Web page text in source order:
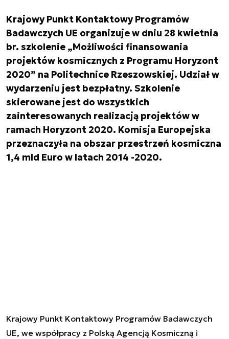
Krajowy Punkt Kontaktowy Programów
Badawczych UE organizuje w dniu 28 kwietnia
br. szkolenie „Możliwości finansowania
projektów kosmicznych z Programu Horyzont
2020” na Politechnice Rzeszowskiej. Udział w
wydarzeniu jest bezpłatny. Szkolenie
skierowane jest do wszystkich
zainteresowanych realizacją projektów w
ramach Horyzont 2020. Komisja Europejska
przeznaczyła na obszar przestrzeń kosmiczna
1,4 mld Euro w latach 2014 -2020.
Krajowy Punkt Kontaktowy Programów Badawczych
UE, we współpracy z Polską Agencją Kosmiczną i